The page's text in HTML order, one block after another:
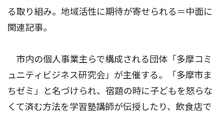
る取り組み。地域活性に期待が寄せられる＝中面に
関連記事。
市内の個人事業主らで構成される団体「多摩コミ
ュニティビジネス研究会」が主催する。「多摩市ま
ちゼミ」と名づけられ、宿題の時に子どもを怒らな
くて済む方法を学習塾講師が伝授したり、飲食店で